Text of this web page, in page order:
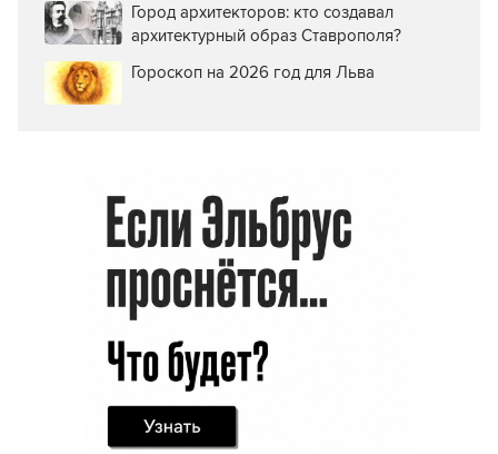
Город архитекторов: кто создавал
архитектурный образ Ставрополя?
Гороскоп на 2026 год для Льва